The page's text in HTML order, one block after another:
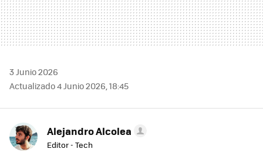
3 Junio 2026
Actualizado 4 Junio 2026, 18:45
Alejandro Alcolea
Editor - Tech